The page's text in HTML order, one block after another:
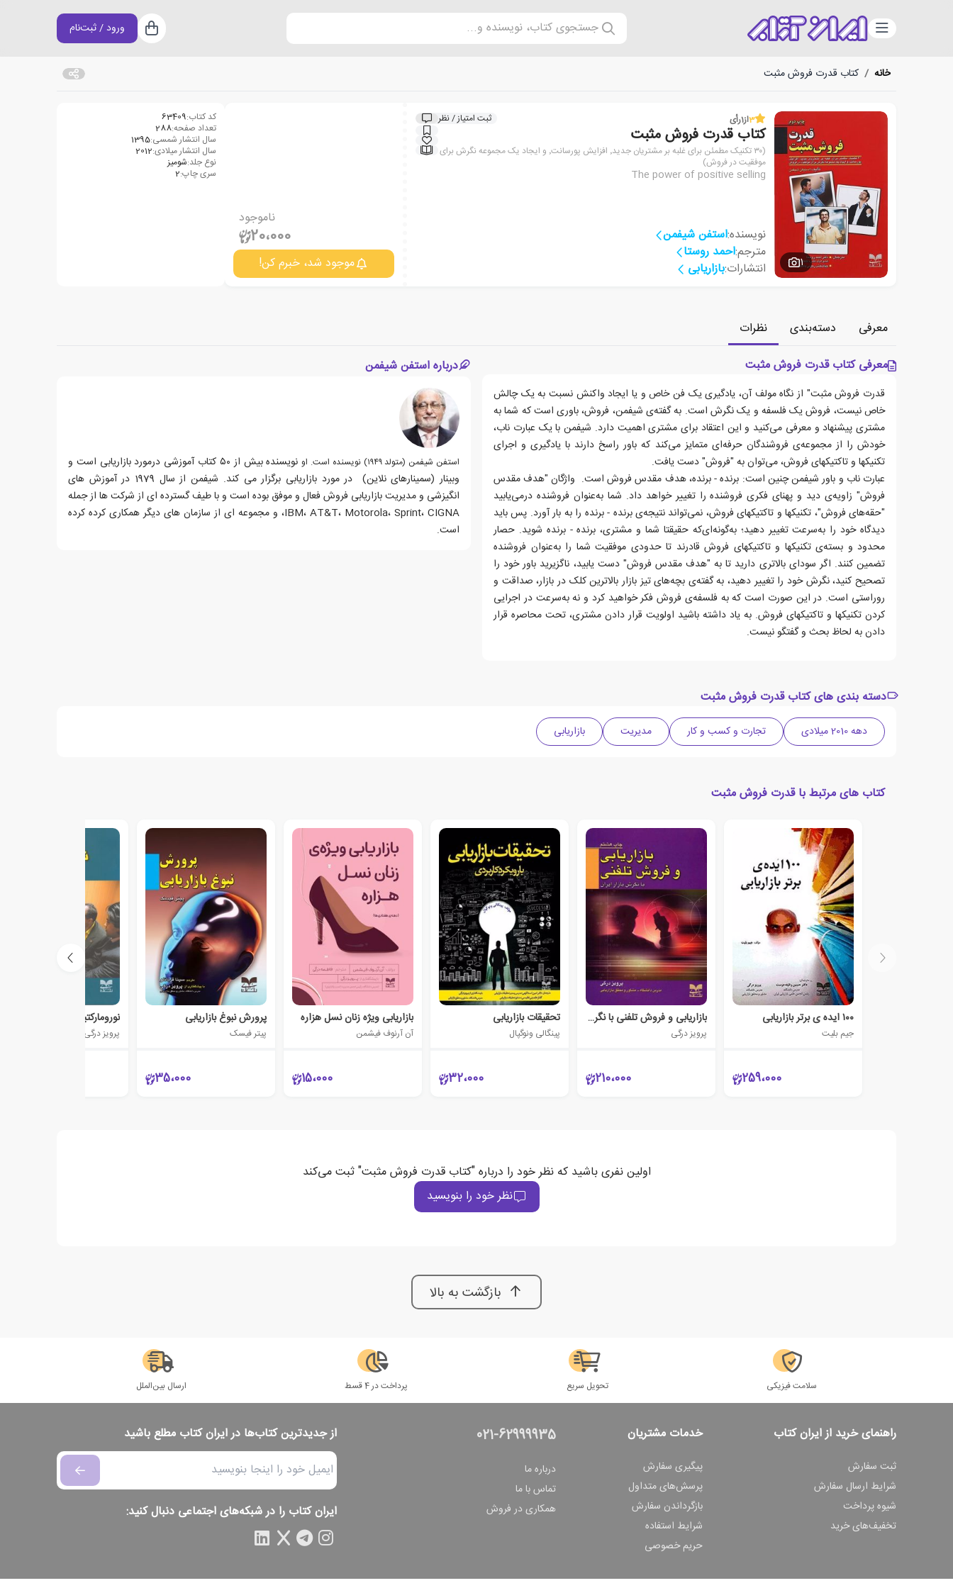
دسته‌بندی جستجوی کتاب، نویسنده و... سبد خرید
ورود / ثبت‌نام
خانه / کتاب قدرت فروش مثبت
1
3از1رأی ثبت امتیاز / نظر
کتاب قدرت فروش مثبت
(۳۰ تکنیک مطمئن برای غلبه بر مشتریان جدید٬ افزایش پورسانت٬ و ایجاد یک مجموعه نگرش برای
موفقیت در فروش‬)
The power of positive selling
نویسنده:استفن شیفمن
مترجم:احمد روستا
انتشارات:بازاریابی
ناموجود
20،000
موجود شد، خبرم کن!
کد کتاب:63409
تعداد صفحه:288
سال انتشار شمسی:1395
سال انتشار میلادی:2012
نوع جلد:شومیز
سری چاپ:2
معرفی دسته‌بندی
نظرات
معرفی کتاب قدرت فروش مثبت
قدرت فروش مثبت" از نگاه مولف آن، یادگیری یک فن خاص و یا ایجاد واکنش نسبت به یک چالش
خاص نیست، فروش یک فلسفه و یک نگرش است. به گفته‌ی شیفمن، فروش، باوری است که شما به
مشتری پیشنهاد و معرفی می‌کنید و این اعتقاد برای مشتری اهمیت دارد.‌ شیفمن با یک عبارت ناب،
خودش را از مجموعه‌ی فروشندگان حرفه‌ای متمایز می‌کند که باور راسخ دارند با یادگیری و اجرای
تکنیکها و تاکتیکهای فروش، می‌توان به "فروش" دست یافت.
عبارت ناب و باور شیفمن چنین است: برنده - برنده، هدف مقدس فروش است. ‌ واژگان "هدف مقدس
فروش" زاویه‌ی دید و پهنای فکری فروشنده را تغییر خواهد داد. شما به‌عنوان فروشنده درمی‌یابید
"حقه‌های فروش"، تکنیکها و تاکتیکهای فروش، نمی‌تواند نتیجه‌ی برنده - برنده را به بار آورد. پس باید
دیدگاه خود را به‌سرعت تغییر دهید؛ به‌گونه‌ای‌که حقیقتا شما و مشتری، برنده - برنده شوید. حصار
محدود و بسته‌ی تکنیکها و تاکتیکهای فروش قادرند تا حدودی موفقیت شما را به‌عنوان فروشنده
تضمین کنند. اگر سودای بالاتری دارید تا به "هدف مقدس فروش" دست یابید، ناگزیرید باور خود را
تصحیح کنید، نگرش خود را تغییر دهید، به گفته‌ی بچه‌های تیز بازار بالاترین کلک در بازار، صداقت و
روراستی است. در این صورت است که به فلسفه‌ی فروش فکر خواهید کرد و نه به‌سرعت در اجرایی
کردن تکنیکها و تاکتیکهای فروش.‌ به یاد داشته باشید اولویت قرار دادن مشتری، تحت محاصره قرار
دادن به لحاظ بحث و گفتگو نیست.
درباره استفن شیفمن
استفن شیفمن (متولد ۱۹۴۹) نویسنده است. او
نویسنده بیش از ۵۰ کتاب آموزشی درمورد بازاریابی است و
وبینار (سمینارهای نلاین) در مورد بازاریابی برگزار می کند. شیفمن از سال 1979 در آموزش های
انگیزشی و مدیریت بازاریابی فروش فعال و موفق بوده است و با طیف گسترده ای از شرکت ها از جمله
IBM، AT&T، Motorola، Sprint، CIGNA، و مجموعه ای از سازمان های دیگر همکاری کرده کرده
است.
دسته بندی های کتاب قدرت فروش مثبت
دهه 2010 میلادی تجارت و کسب و کار مدیریت بازاریابی
کتاب های مرتبط با قدرت فروش مثبت
۱۰۰ ایده ی برتر بازاریابی
جیم بلیت
259،000
بازاریابی و فروش تلفنی با نگرش بازار ایران
پرویز درگی
210،000
تحقیقات بازاریابی
پینگالی ونوگپال
32،000
بازاریابی ویژه زنان نسل هزاره
آن آرنوف فیشمن
15،000
پرورش نبوغ بازاریابی
پیتر فیسک
35،000
نورومارکتینگ
پرویز درگی
اولین نفری باشید که نظر خود را درباره "کتاب قدرت فروش مثبت" ثبت می‌کند
نظر خود را بنویسید
بازگشت به بالا
سلامت فیزیکی تحویل سریع پرداخت در 4 قسط ارسال بین‌الملل
راهنمای خرید از ایران کتاب
ثبت سفارش
شرایط ارسال سفارش
شیوه پرداخت
تخفیف‌های خرید
خدمات مشتریان
پیگیری سفارش
پرسش‌های متداول
بازگرداندن سفارش
شرایط استفاده
حریم خصوصی
021-62999935
درباره ما
تماس با ما
همکاری در فروش
از جدیدترین کتاب‌ها در ایران کتاب مطلع باشید
ایران کتاب را در شبکه‌های اجتماعی دنبال کنید: